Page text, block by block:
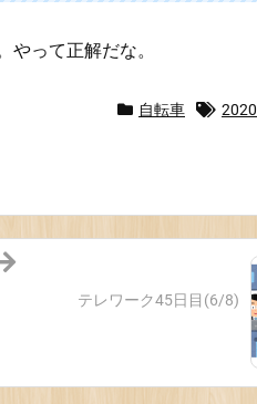
って正解だな。
自転車 2020
テレワーク45日目(6/8)